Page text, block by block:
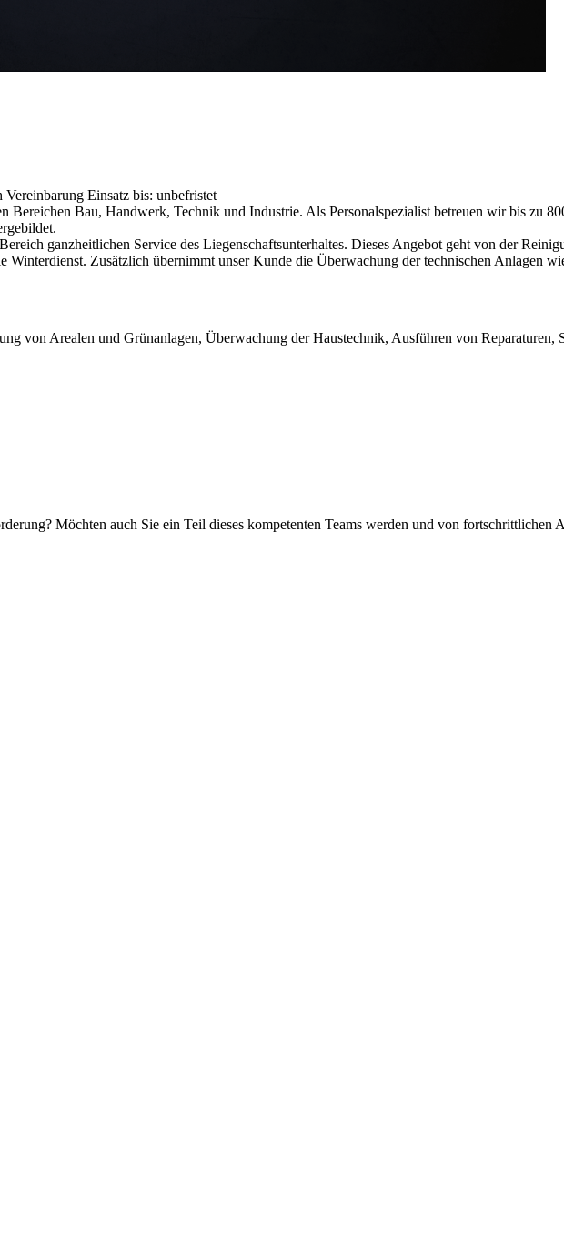
Vereinbarung Einsatz bis: unbefristet
Bereichen Bau, Handwerk, Technik und Industrie. Als Personalspezialist betreuen wir bis zu
ganzheitlichen Service des Liegenschaftsunterhaltes. Dieses Angebot geht von der
Winterdienst. Zusätzlich übernimmt unser Kunde die Überwachung der technischen Anlagen
von Arealen und Grünanlagen, Überwachung der Haustechnik, Ausführen von Reparaturen,
Möchten auch Sie ein Teil dieses kompetenten Teams werden und von fortschrittlichen